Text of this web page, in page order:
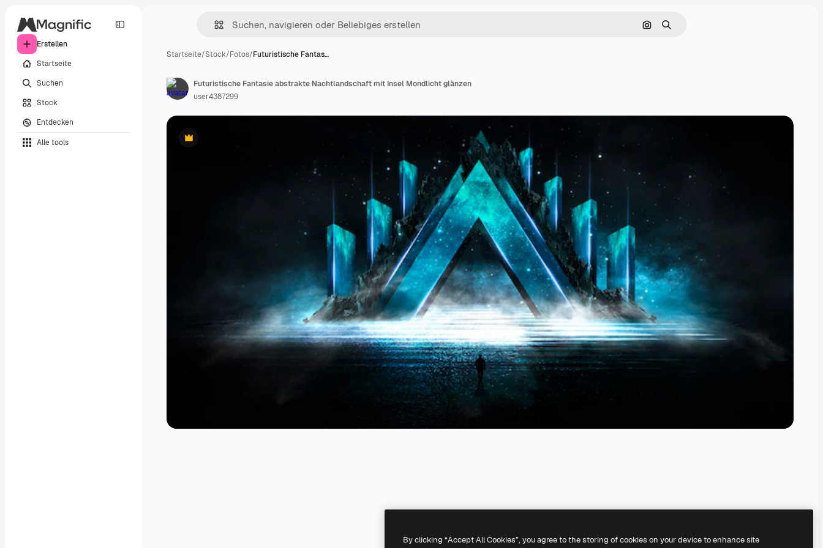
Erstellen
Startseite
Suchen
Stock
Entdecken
Alle tools
Nach Bild suchen
Suchen
Startseite/Stock/Fotos/Futuristische Fantas…
Premium
Futuristische Fantasie abstrakte Nachtlandschaft mit Insel Mondlicht glänzen
user4387299
By clicking “Accept All Cookies”, you agree to the storing of cookies on your device to enhance site